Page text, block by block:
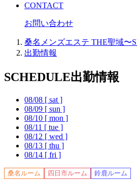
CONTACT
お問い合わせ
桑名メンズエステ THE聖域〜
出勤情報
SCHEDULE出勤情報
08/08 [ sat ]
08/09 [ sun ]
08/10 [ mon ]
08/11 [ tue ]
08/12 [ wed ]
08/13 [ thu ]
08/14 [ fri ]
桑名ルーム 四日市ルーム 鈴鹿ルーム